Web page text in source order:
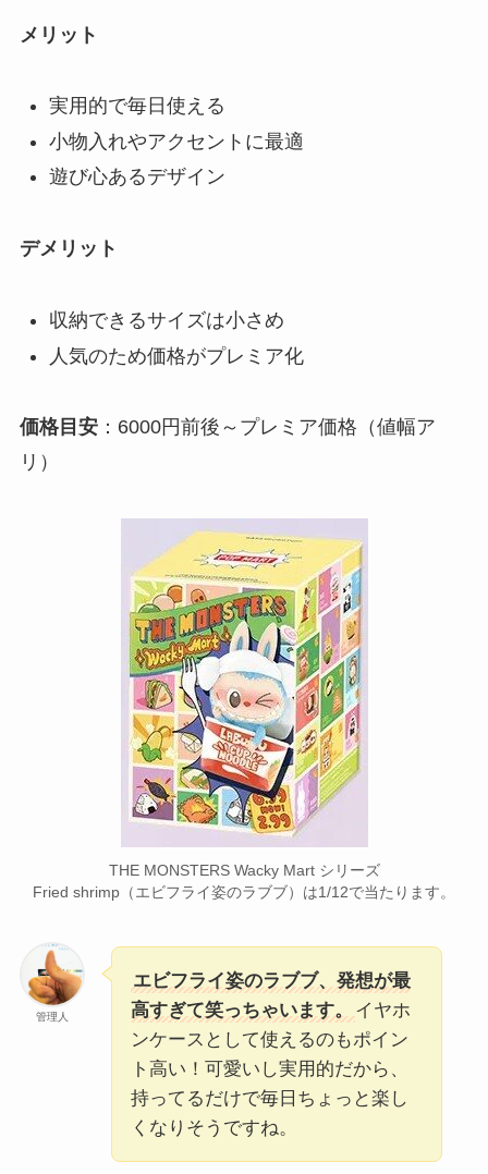
メリット
実用的で毎日使える
小物入れやアクセントに最適
遊び心あるデザイン
デメリット
収納できるサイズは小さめ
人気のため価格がプレミア化
価格目安：6000円前後～プレミア価格（値幅ア
リ）
THE MONSTERS Wacky Mart シリーズ
Fried shrimp（エビフライ姿のラブブ）は1/12で当たります。
管理人
エビフライ姿のラブブ、発想が最
高すぎて笑っちゃいます。
イヤホ
ンケースとして使えるのもポイン
ト高い！可愛いし実用的だから、
持ってるだけで毎日ちょっと楽し
くなりそうですね。